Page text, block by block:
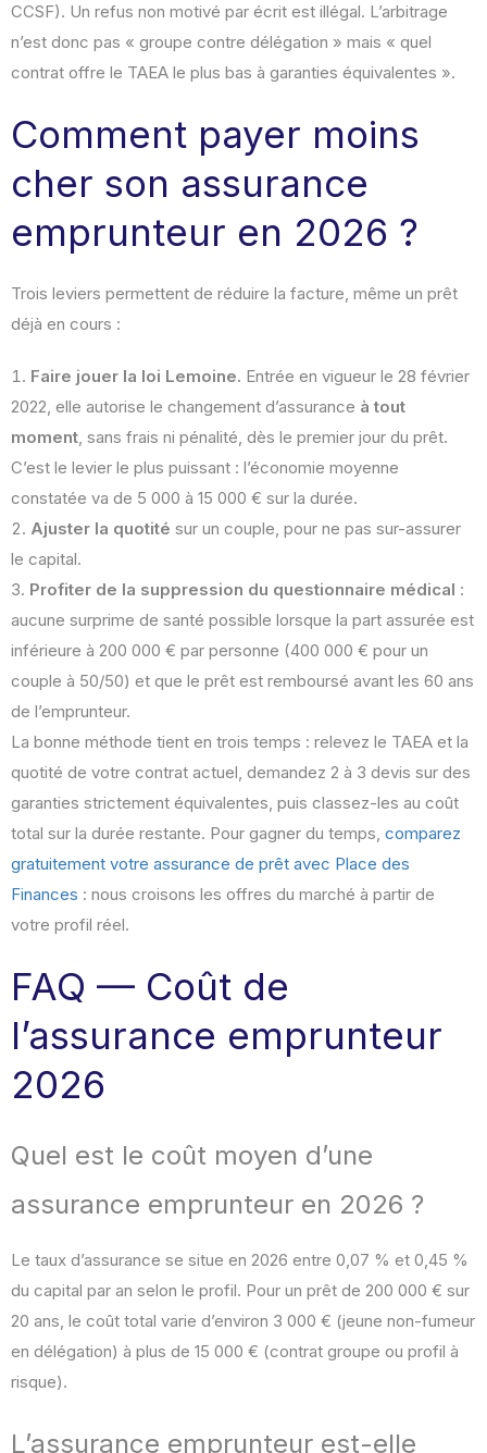
CCSF). Un refus non motivé par écrit est illégal. L’arbitrage
n’est donc pas « groupe contre délégation » mais « quel
contrat offre le TAEA le plus bas à garanties équivalentes ».
Comment payer moins
cher son assurance
emprunteur en 2026 ?
Trois leviers permettent de réduire la facture, même un prêt
déjà en cours :
Faire jouer la loi Lemoine. Entrée en vigueur le 28 février
2022, elle autorise le changement d’assurance à tout
moment, sans frais ni pénalité, dès le premier jour du prêt.
C’est le levier le plus puissant : l’économie moyenne
constatée va de 5 000 à 15 000 € sur la durée.
Ajuster la quotité sur un couple, pour ne pas sur-assurer
le capital.
Profiter de la suppression du questionnaire médical :
aucune surprime de santé possible lorsque la part assurée est
inférieure à 200 000 € par personne (400 000 € pour un
couple à 50/50) et que le prêt est remboursé avant les 60 ans
de l’emprunteur.
La bonne méthode tient en trois temps : relevez le TAEA et la
quotité de votre contrat actuel, demandez 2 à 3 devis sur des
garanties strictement équivalentes, puis classez-les au coût
total sur la durée restante. Pour gagner du temps, comparez
gratuitement votre assurance de prêt avec Place des
Finances : nous croisons les offres du marché à partir de
votre profil réel.
FAQ — Coût de
l’assurance emprunteur
2026
Quel est le coût moyen d’une
assurance emprunteur en 2026 ?
Le taux d’assurance se situe en 2026 entre 0,07 % et 0,45 %
du capital par an selon le profil. Pour un prêt de 200 000 € sur
20 ans, le coût total varie d’environ 3 000 € (jeune non-fumeur
en délégation) à plus de 15 000 € (contrat groupe ou profil à
risque).
L’assurance emprunteur est-elle